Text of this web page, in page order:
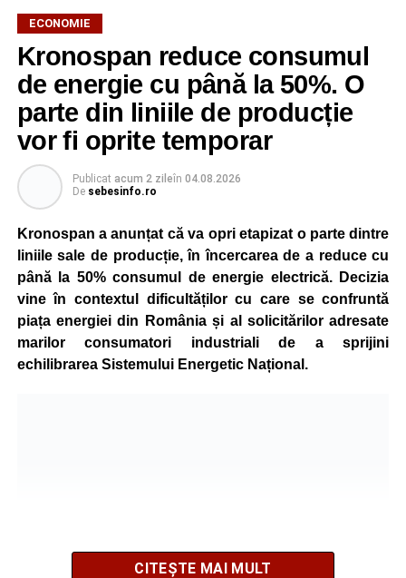
ECONOMIE
Kronospan reduce consumul
de energie cu până la 50%. O
parte din liniile de producție
vor fi oprite temporar
Publicat acum 2 zileîn 04.08.2026
De sebesinfo.ro
Kronospan a anunțat că va opri etapizat o parte dintre
liniile sale de producție, în încercarea de a reduce cu
până la 50% consumul de energie electrică. Decizia
vine în contextul dificultăților cu care se confruntă
piața energiei din România și al solicitărilor adresate
marilor consumatori industriali de a sprijini
echilibrarea Sistemului Energetic Național.
CITEȘTE MAI MULT